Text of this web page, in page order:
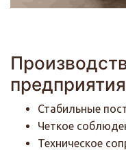
предприятия
Стабильные
Четкое
Техническое